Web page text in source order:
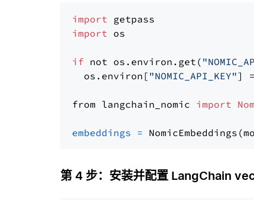
import
import os
if not os.environ.get(
  os.environ[
"NOMIC_API_KEY"]
from langchain_nomic import
embeddings =
第 4 步：安装并配置 LangChain